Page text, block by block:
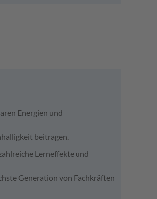
Energien und
beitragen.
Lerneffekte und
Generation von Fachkräften